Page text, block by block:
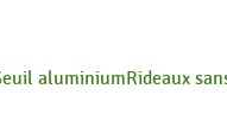
aluminiumRideaux